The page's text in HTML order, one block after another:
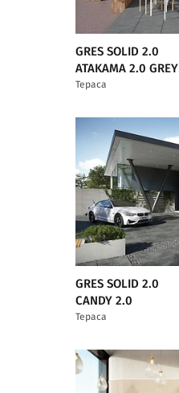
GRES SOLID 2.0
ATAKAMA 2.0 GREY
Тераса
GRES SOLID 2.0
CANDY 2.0
Тераса